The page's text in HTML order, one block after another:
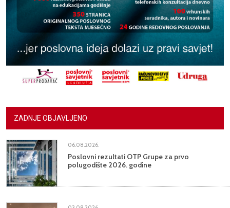
ZADNJE OBJAVLJENO
06.08.2026.
Poslovni rezultati OTP Grupe za prvo
polugodište 2026. godine